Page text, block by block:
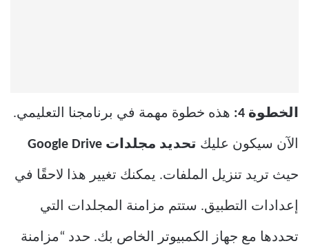
الخطوة 4: هذه خطوة مهمة في برنامجنا التعليمي.
الآن سيكون عليك تحديد مجلدات Google Drive
حيث تريد تنزيل الملفات. يمكنك تغيير هذا لاحقًا في
إعدادات التطبيق. ستتم مزامنة المجلدات التي
تحددها مع جهاز الكمبيوتر الخاص بك. حدد “مزامنة